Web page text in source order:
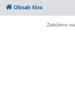
Obsah fóra
Založeno na